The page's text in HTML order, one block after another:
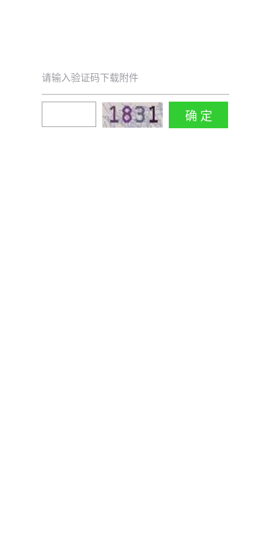
请输入验证码下载附件